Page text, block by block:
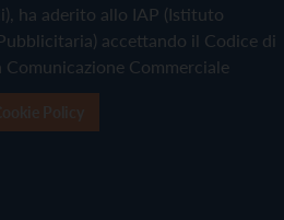
ha aderito allo IAP (Istituto
accettando il Codice di
Commerciale